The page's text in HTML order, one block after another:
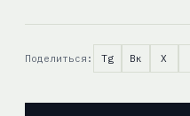
Поделиться: Tg Вк X